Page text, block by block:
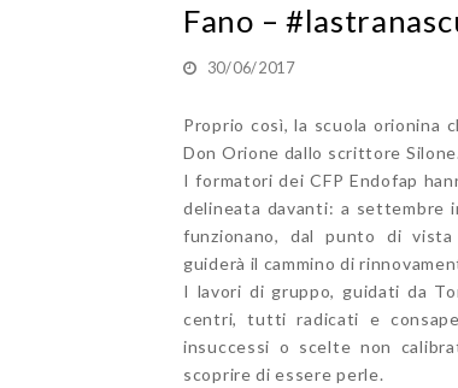
Fano –
30/06/2017
Proprio così, la scuola orionina
Don Orione dallo scrittore Silone.
I formatori dei CFP Endofap
delineata davanti: a settembre
funzionano, dal punto di
guiderà il cammino di
I lavori di gruppo, guidati da
centri, tutti radicati e
insuccessi o scelte non
scoprire di essere perle.